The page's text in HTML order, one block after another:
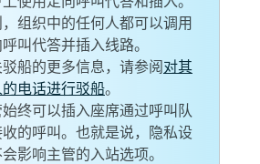
组织中的任何人都可以调用
叫代答并插入线路。
船的更多信息，请参阅对其
电话进行驳船。
终可以插入座席通过呼叫队
收的呼叫。也就是说，隐私设
影响主管的入站选项。